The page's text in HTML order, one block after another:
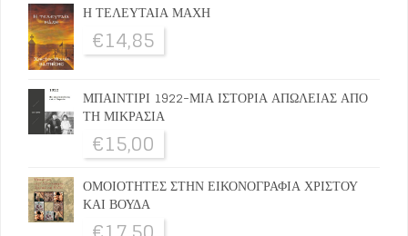
Η ΤΕΛΕΥΤΑΙΑ ΜΑΧΗ
€14,85
ΜΠΑΙΝΤΙΡΙ 1922-ΜΙΑ ΙΣΤΟΡΙΑ ΑΠΩΛΕΙΑΣ ΑΠΟ
ΤΗ ΜΙΚΡΑΣΙΑ
€15,00
ΟΜΟΙΟΤΗΤΕΣ ΣΤΗΝ ΕΙΚΟΝΟΓΡΑΦΙΑ ΧΡΙΣΤΟΥ
ΚΑΙ ΒΟΥΔΑ